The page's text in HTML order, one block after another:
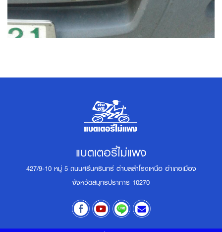
แบตเตอรี่ไม่แพง
427/9-10 หมู่ 5 ถนนศรีนครินทร์ ตำบลสำโรงเหนือ อำเภอเมือง
จังหวัดสมุทรปราการ 10270